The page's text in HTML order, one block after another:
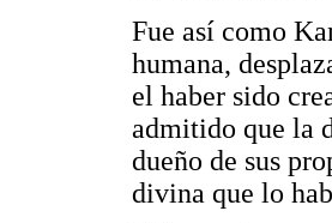
Fue así como
humana,
el haber sido
admitido que la
dueño de sus
divina que lo